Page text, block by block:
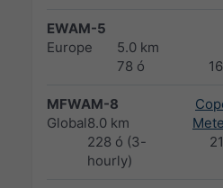
EWAM-5
Europe
5.0 km
78 ó
MFWAM-8
Global8.0 km
228 ó (3-
hourly)